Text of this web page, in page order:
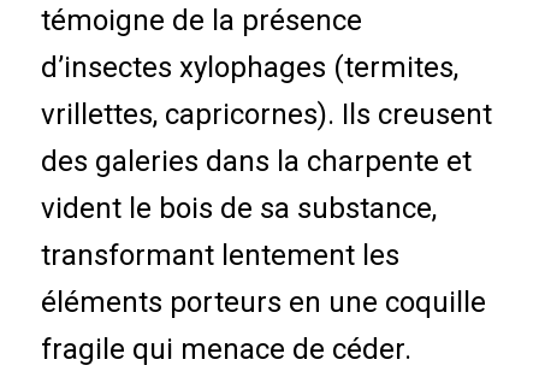
témoigne de la présence
d’insectes xylophages (termites,
vrillettes, capricornes). Ils creusent
des galeries dans la charpente et
vident le bois de sa substance,
transformant lentement les
éléments porteurs en une coquille
fragile qui menace de céder.